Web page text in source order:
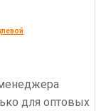
для оптовых